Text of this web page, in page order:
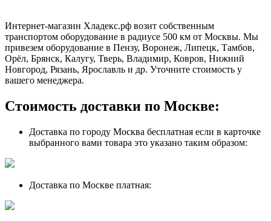
Интернет-магазин Хладекс.рф возит собственным
транспортом оборудование в радиусе 500 км от Москвы. Мы
привезем оборудование в Пензу, Воронеж, Липецк, Тамбов,
Орёл, Брянск, Калугу, Тверь, Владимир, Ковров, Нижний
Новгород, Рязань, Ярославль и др. Уточните стоимость у
вашего менеджера.
Стоимость доставки по Москве:
Доставка по городу Москва бесплатная если в карточке
выбранного вами товара это указано таким образом:
Доставка по Москве платная: